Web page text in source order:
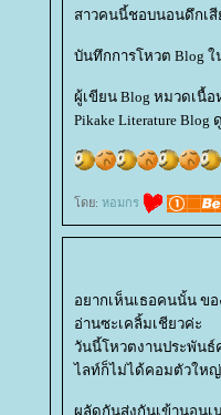
สาวคนนี้ชอบนอนดึกเสี
บันทึกการโหวต Blog
ผู้เขียน Blog หมวดเนื้อ
Pikake Literature Blog
ดย: หอมกร
อยากเห็นเธอคนนั้น ขอ
อ่านซะเคลิ้มเชียวค่ะ
วันนี้โหวตงานประพันธ์
ไลท์ก็ไม่ได้คอมตัวใหญ่
ผลัดกันส่งกันเข้านอนเ